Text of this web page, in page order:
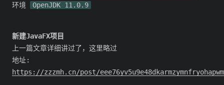
环境
OpenJDK 11.0.9
新建JavaFX项目
上一篇文章详细讲过了，这里略过
地址:
https://zzzmh.cn/post/